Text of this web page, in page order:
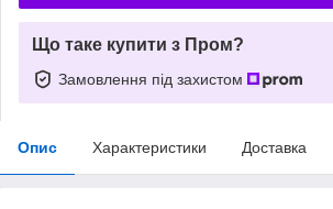
Що таке купити з Пром?
Замовлення під захистом
Опис Характеристики Доставка